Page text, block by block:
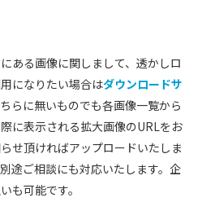
ある画像に関しまして、透かしロ
になりたい場合はダウンロードサ
らに無いものでも各画像一覧から
に表示される拡大画像のURLをお
せ頂ければアップロードいたしま
途ご相談にも対応いたします。企
も可能です。